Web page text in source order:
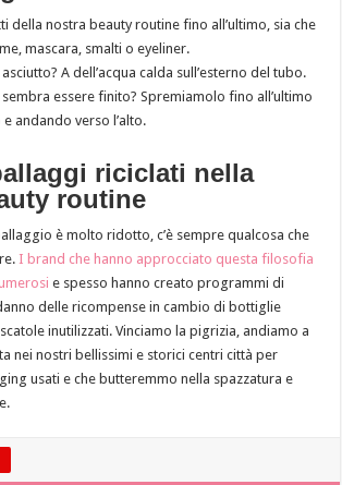
della nostra beauty routine fino all’ultimo, sia che
mascara, smalti o eyeliner.
A dell’acqua calda sull’esterno del tubo.
essere finito? Spremiamolo fino all’ultimo
andando verso l’alto.
riciclati nella
routine
è molto ridotto, c’è sempre qualcosa che
I brand che hanno approcciato questa filosofia
e spesso hanno creato programmi di
delle ricompense in cambio di bottiglie
inutilizzati. Vinciamo la pigrizia, andiamo a
nei nostri bellissimi e storici centri città per
usati e che butteremmo nella spazzatura e